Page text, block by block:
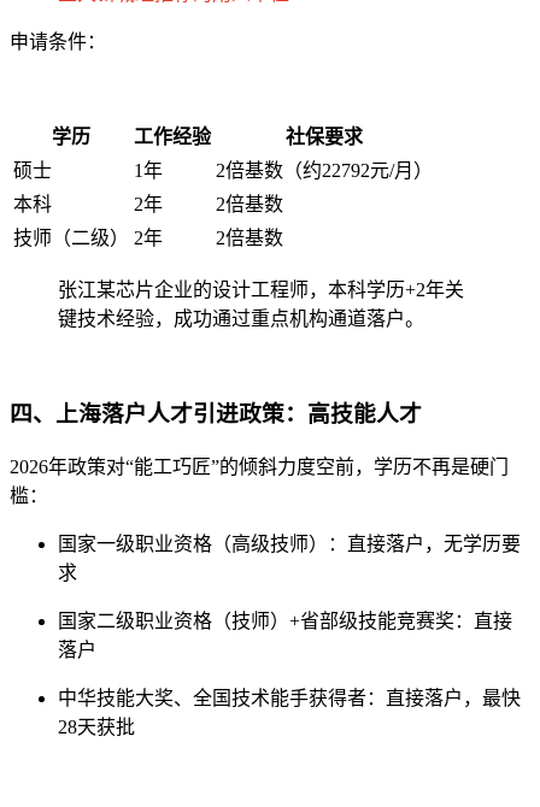
申请条件：
学历 工作经验
社保要求
硕士
1年
2倍基数（约22792元/月）
本科
2年
2倍基数
技师（二级）
2年 2倍基数
张江某芯片企业的设计工程师，本科学历+2年关
键技术经验，成功通过重点机构通道落户。
四、上海落户人才引进政策：高技能人才
2026年政策对“能工巧匠”的倾斜力度空前，学历不再是硬门
槛：
国家一级职业资格（高级技师）：直接落户，无学历要
求
国家二级职业资格（技师）+省部级技能竞赛奖：直接
落户
中华技能大奖、全国技术能手获得者：直接落户，最快
28天获批